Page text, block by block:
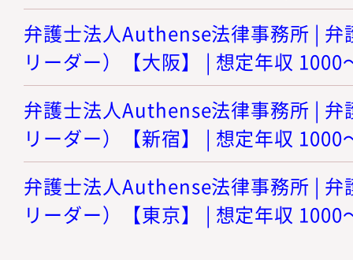
弁護士法人Authense法律事務所 | 弁
リーダー）【大阪】 | 想定年収 1000
弁護士法人Authense法律事務所 | 弁
リーダー）【新宿】 | 想定年収 1000
弁護士法人Authense法律事務所 | 弁
リーダー）【東京】 | 想定年収 1000